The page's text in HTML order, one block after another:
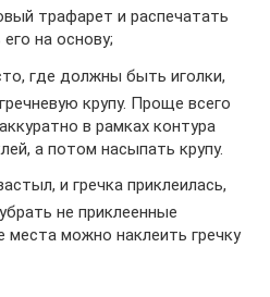
трафарет и распечатать
на основу;
где должны быть иголки,
крупу. Проще всего
в рамках контура
а потом насыпать крупу.
и гречка приклеилась,
не приклеенные
места можно наклеить гречку